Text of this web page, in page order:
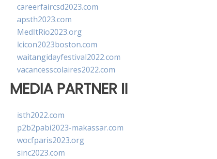
careerfaircsd2023.com
apsth2023.com
MedItRio2023.org
lcicon2023boston.com
waitangidayfestival2022.com
vacancesscolaires2022.com
MEDIA PARTNER II
isth2022.com
p2b2pabi2023-makassar.com
wocfparis2023.org
sinc2023.com